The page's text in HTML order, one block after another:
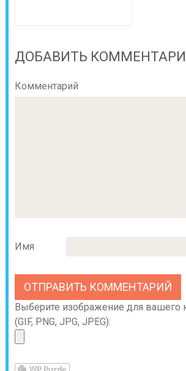
ДОБАВИТЬ
Комментарий
Имя
Выберите изображение для вашего
(GIF, PNG, JPG, JPEG):